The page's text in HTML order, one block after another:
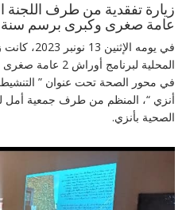
عامة صغرى وكبرى برسم سنة 2023.
في يومه
في محور الصحة تحت عنوان ” التنشيط
أنزي “، المنظم من طرف جمعية أمل
الصحية بأنزي.